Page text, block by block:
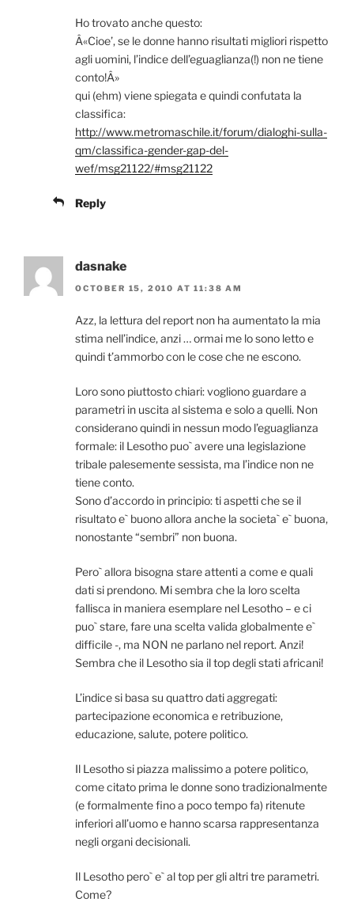
Ho trovato anche questo:
Â«Cioe’, se le donne hanno risultati migliori rispetto
agli uomini, l’indice dell’eguaglianza(!) non ne tiene
conto!Â»
qui (ehm) viene spiegata e quindi confutata la
classifica:
http://www.metromaschile.it/forum/dialoghi-sulla-
qm/classifica-gender-gap-del-
wef/msg21122/#msg21122
Reply
dasnake
OCTOBER 15, 2010 AT 11:38 AM
Azz, la lettura del report non ha aumentato la mia
stima nell’indice, anzi … ormai me lo sono letto e
quindi t’ammorbo con le cose che ne escono.
Loro sono piuttosto chiari: vogliono guardare a
parametri in uscita al sistema e solo a quelli. Non
considerano quindi in nessun modo l’eguaglianza
formale: il Lesotho puo` avere una legislazione
tribale palesemente sessista, ma l’indice non ne
tiene conto.
Sono d’accordo in principio: ti aspetti che se il
risultato e` buono allora anche la societa` e` buona,
nonostante “sembri” non buona.
Pero` allora bisogna stare attenti a come e quali
dati si prendono. Mi sembra che la loro scelta
fallisca in maniera esemplare nel Lesotho – e ci
puo` stare, fare una scelta valida globalmente e`
difficile -, ma NON ne parlano nel report. Anzi!
Sembra che il Lesotho sia il top degli stati africani!
L’indice si basa su quattro dati aggregati:
partecipazione economica e retribuzione,
educazione, salute, potere politico.
Il Lesotho si piazza malissimo a potere politico,
come citato prima le donne sono tradizionalmente
(e formalmente fino a poco tempo fa) ritenute
inferiori all’uomo e hanno scarsa rappresentanza
negli organi decisionali.
Il Lesotho pero` e` al top per gli altri tre parametri.
Come?